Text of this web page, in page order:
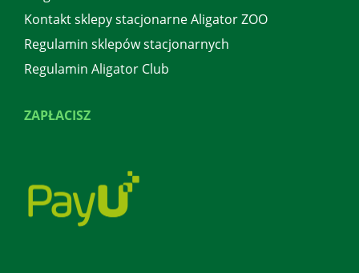
Kontakt sklepy stacjonarne Aligator ZOO
Regulamin sklepów stacjonarnych
Regulamin Aligator Club
ZAPŁACISZ